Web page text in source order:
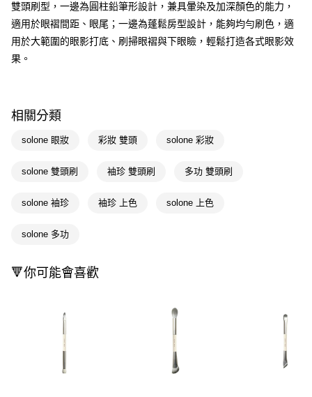
街口支付
悠遊付
Google Pay
【關於「AFTEE先享後付」】
便利好安心！
２．便利：只要手機號碼，簡訊認證，即可結帳。
【「AFTEE先享後付」結帳流程】
結帳頁面，進行簡訊認證並確認金額後，即可完成結帳。
ATM／網路銀行／等多元方式進行付款，方視為交易完成。
※ 交易是否成功請以「AFTEE先享後付 」之結帳頁面顯示為準，若有關於
是否繳費成功／繳費後需取消欲退款等相關疑問，請聯繫「AFTEE先享後付
客戶支援中心」
https://netprotections.freshdesk.com/support/home
【注意事項】
每筆NT$65，滿NT$390(含以上)免運費
付款後全家取貨
萊爾富取貨付款
付款後萊爾富取貨
每筆NT$65，滿NT$490(含以上)免運費
7-11取貨付款
雙頭刷型，一邊為圓柱鉛筆形設計，兼具暈染及加深顏色的能力，
適用於眼褶間距、眼尾；一邊為蓬鬆房型設計，能夠均勻刷色，適
用於大範圍的眼影打底、刷掃眼褶與下眼瞼，輕鬆打造各式眼影效
果。
相關分類
solone 眼妝 彩妝 雙頭 solone 彩妝
solone 雙頭刷 袖珍 雙頭刷 多功 雙頭刷
solone 袖珍 袖珍 上色 solone 上色
solone 多功
🔻你可能會喜歡